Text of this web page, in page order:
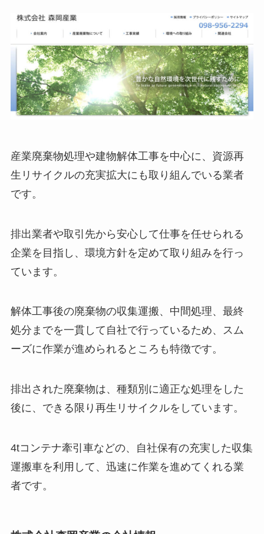
産業廃棄物処理や建物解体工事を中心に、資源再
生リサイクルの充実拡大にも取り組んでいる業者
です。
排出業者や取引先から安心して仕事を任せられる
企業を目指し、環境方針を定めて取り組みを行っ
ています。
解体工事後の廃棄物の収集運搬、中間処理、最終
処分までを一貫して自社で行っているため、スム
ーズに作業が進められるところも特徴です。
排出された廃棄物は、種類別に適正な処理をした
後に、できる限り再生リサイクルをしています。
4tコンテナ牽引車などの、自社保有の充実した収集
運搬車を利用して、迅速に作業を進めてくれる業
者です。